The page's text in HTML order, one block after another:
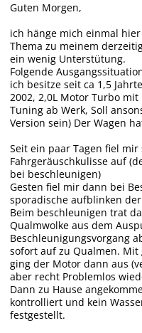
Guten Morgen,
ich hänge mich einmal
Thema zu meinem
ein wenig Unterstütung.
Folgende
ich besitze seit ca 1,5
2002, 2,0L Motor Turbo
Tuning ab Werk, Soll
Version sein) Der Wagen
Seit ein paar Tagen fiel
Fahrgeräuschkulisse auf
bei beschleunigen)
Gesten fiel mir dann bei
sporadische aufblinken
Beim beschleunigen trat
Qualmwolke aus dem
Beschleunigungsvorgang
sofort auf zu Qualmen.
ging der Motor dann aus
aber recht Problemlos
Dann zu Hause
kontrolliert und kein
festgestellt.